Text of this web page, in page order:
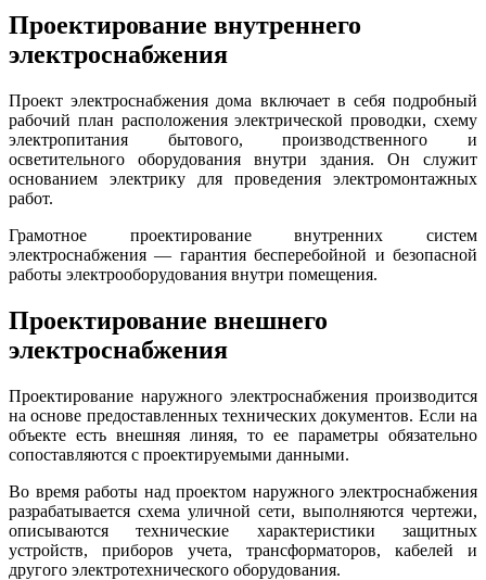
Проектирование внутреннего
электроснабжения
Проект электроснабжения дома включает в себя подробный
рабочий план расположения электрической проводки, схему
электропитания бытового, производственного и
осветительного оборудования внутри здания. Он служит
основанием электрику для проведения электромонтажных
работ.
Грамотное проектирование внутренних систем
электроснабжения — гарантия бесперебойной и безопасной
работы электрооборудования внутри помещения.
Проектирование внешнего
электроснабжения
Проектирование наружного электроснабжения производится
на основе предоставленных технических документов. Если на
объекте есть внешняя линяя, то ее параметры обязательно
сопоставляются с проектируемыми данными.
Во время работы над проектом наружного электроснабжения
разрабатывается схема уличной сети, выполняются чертежи,
описываются технические характеристики защитных
устройств, приборов учета, трансформаторов, кабелей и
другого электротехнического оборудования.